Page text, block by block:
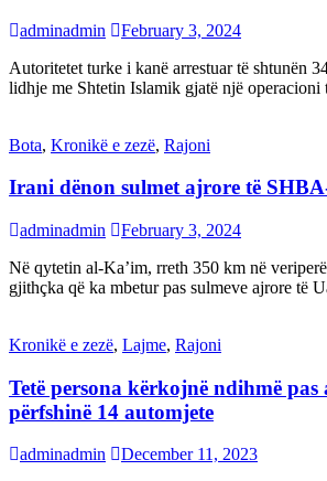
adminadmin
February 3, 2024
Autoritetet turke i kanë arrestuar të shtunën
lidhje me Shtetin Islamik gjatë një
Bota, Kronikë e zezë, Rajoni
Irani dënon sulmet ajrore të
adminadmin
February 3, 2024
Në qytetin al-Ka’im, rreth 350 km në
gjithçka që ka mbetur pas sulmeve ajrore të
Kronikë e zezë, Lajme, Rajoni
Tetë persona kërkojnë ndihmë
përfshinë 14 automjete
adminadmin
December 11, 2023